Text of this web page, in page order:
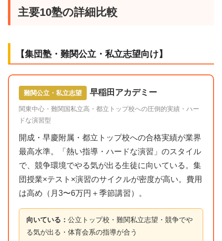
主要10塾の詳細比較
【集団塾・難関公立・私立志望向け】
難関公立・私立志望 早稲田アカデミー
関東中心・難関国私立高・都立トップ校への圧倒的実績・ハー
ドな演習型
開成・早慶附属・都立トップ校への合格実績が業界
最高水準。「熱い指導・ハードな演習」のスタイル
で、競争環境でやる気が出る生徒に向いている。集
団授業×テスト×演習のサイクルが密度が高い。費用
は高め（月3〜6万円＋季節講習）。
向いている： 公立トップ校・難関私立志望・競争でや
る気が出る・体育会系の指導が合う